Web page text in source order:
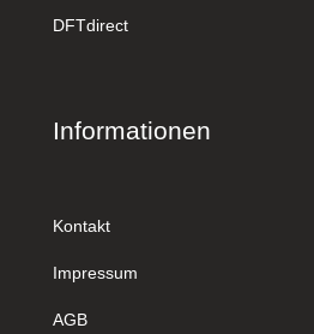
DFTdirect
Informationen
Kontakt
Impressum
AGB